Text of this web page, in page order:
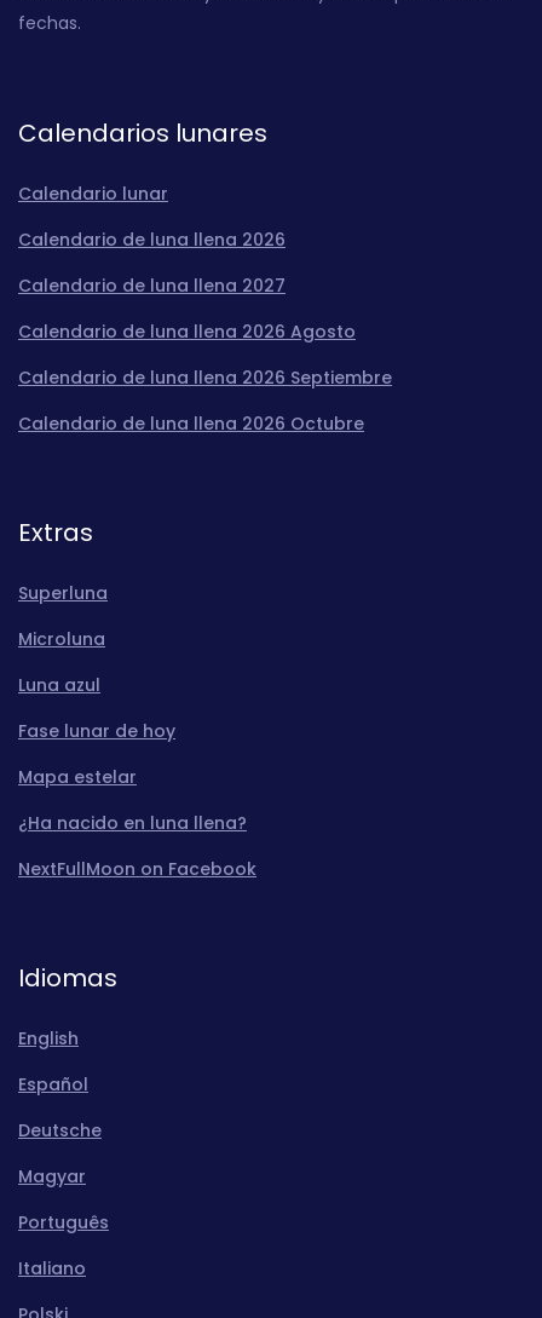
fechas.
Calendarios lunares
Calendario lunar
Calendario de luna llena 2026
Calendario de luna llena 2027
Calendario de luna llena 2026 Agosto
Calendario de luna llena 2026 Septiembre
Calendario de luna llena 2026 Octubre
Extras
Superluna
Microluna
Luna azul
Fase lunar de hoy
Mapa estelar
¿Ha nacido en luna llena?
NextFullMoon on Facebook
Idiomas
English
Español
Deutsche
Magyar
Português
Italiano